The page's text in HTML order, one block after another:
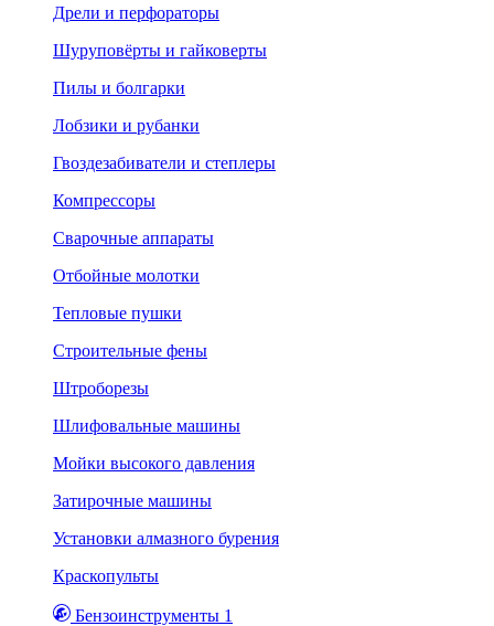
Дрели и перфораторы
Шуруповёрты и гайковерты
Пилы и болгарки
Лобзики и рубанки
Гвоздезабиватели и степлеры
Компрессоры
Сварочные аппараты
Отбойные молотки
Тепловые пушки
Строительные фены
Штроборезы
Шлифовальные машины
Мойки высокого давления
Затирочные машины
Установки алмазного бурения
Краскопульты
Бензоинструменты 1